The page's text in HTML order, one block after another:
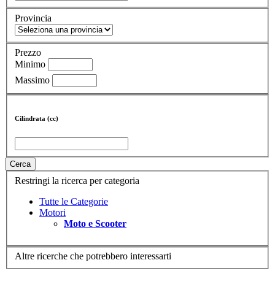
Provincia
Prezzo
Minimo
Massimo
Cilindrata (cc)
Cerca
Restringi la ricerca per categoria
Tutte le Categorie
Motori
Moto e Scooter
Altre ricerche che potrebbero interessarti